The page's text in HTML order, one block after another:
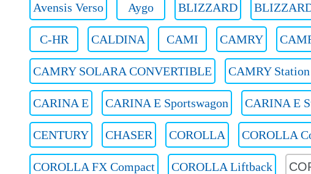
Avensis Verso Aygo BLIZZARD
C-HR CALDINA CAMI CAMRY
CAMRY SOLARA CONVERTIBLE CAMRY Station
CARINA E CARINA E Sportswagon CARINA E
CENTURY CHASER COROLLA COROLLA
COROLLA FX Compact COROLLA Liftback